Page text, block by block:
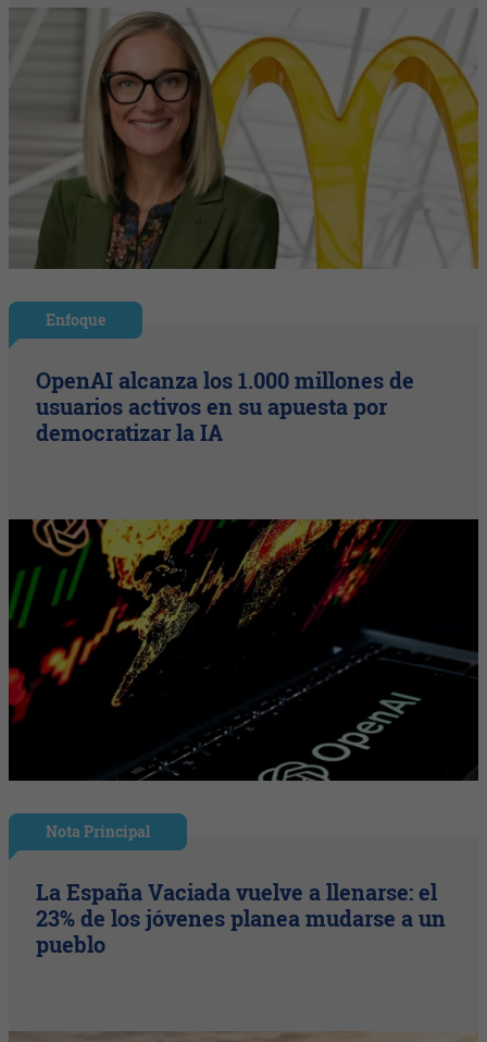
Enfoque
OpenAI alcanza los 1.000 millones de
usuarios activos en su apuesta por
democratizar la IA
Nota Principal
La España Vaciada vuelve a llenarse: el
23% de los jóvenes planea mudarse a un
pueblo